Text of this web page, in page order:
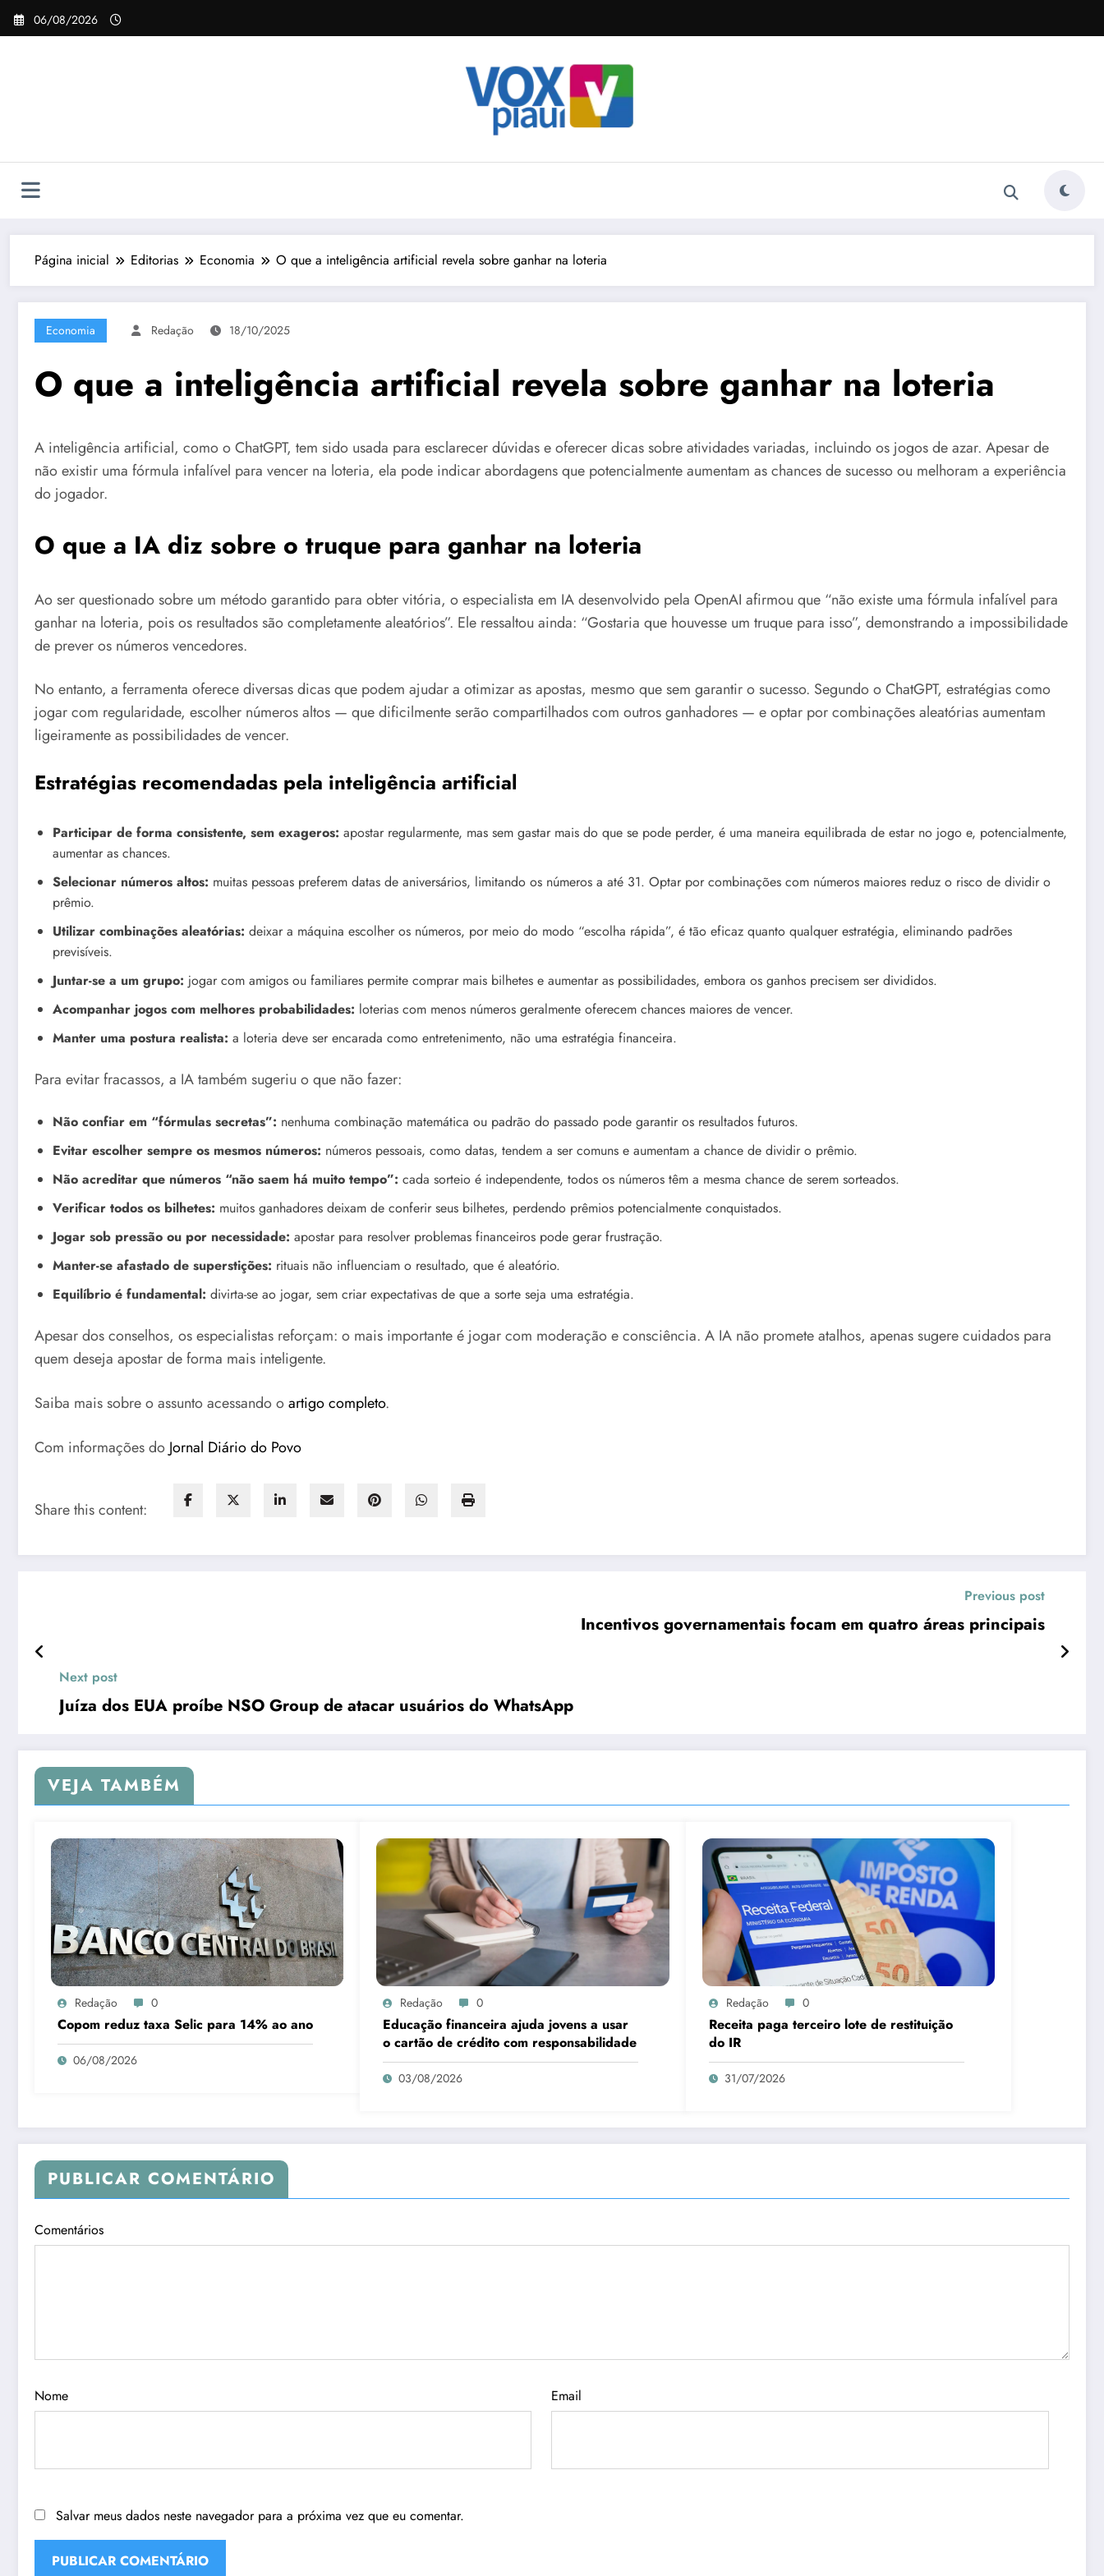
Pular
para
06/08/2026
Página inicial Editorias Economia O que a inteligência artificial revela sobre ganhar na loteria
Economia Redação 18/10/2025
O que a inteligência artificial revela sobre ganhar na loteria
A inteligência artificial, como o ChatGPT, tem sido usada para esclarecer dúvidas e oferecer dicas sobre atividades variadas, incluindo os jogos de azar. Apesar de
não existir uma fórmula infalível para vencer na loteria, ela pode indicar abordagens que potencialmente aumentam as chances de sucesso ou melhoram a experiência
do jogador.
O que a IA diz sobre o truque para ganhar na loteria
Ao ser questionado sobre um método garantido para obter vitória, o especialista em IA desenvolvido pela OpenAI afirmou que “não existe uma fórmula infalível para
ganhar na loteria, pois os resultados são completamente aleatórios”. Ele ressaltou ainda: “Gostaria que houvesse um truque para isso”, demonstrando a impossibilidade
de prever os números vencedores.
No entanto, a ferramenta oferece diversas dicas que podem ajudar a otimizar as apostas, mesmo que sem garantir o sucesso. Segundo o ChatGPT, estratégias como
jogar com regularidade, escolher números altos — que dificilmente serão compartilhados com outros ganhadores — e optar por combinações aleatórias aumentam
ligeiramente as possibilidades de vencer.
Estratégias recomendadas pela inteligência artificial
Participar de forma consistente, sem exageros: apostar regularmente, mas sem gastar mais do que se pode perder, é uma maneira equilibrada de estar no jogo e, potencialmente,
aumentar as chances.
Selecionar números altos: muitas pessoas preferem datas de aniversários, limitando os números a até 31. Optar por combinações com números maiores reduz o risco de dividir o
prêmio.
Utilizar combinações aleatórias: deixar a máquina escolher os números, por meio do modo “escolha rápida”, é tão eficaz quanto qualquer estratégia, eliminando padrões
previsíveis.
Juntar-se a um grupo: jogar com amigos ou familiares permite comprar mais bilhetes e aumentar as possibilidades, embora os ganhos precisem ser divididos.
Acompanhar jogos com melhores probabilidades: loterias com menos números geralmente oferecem chances maiores de vencer.
Manter uma postura realista: a loteria deve ser encarada como entretenimento, não uma estratégia financeira.
Para evitar fracassos, a IA também sugeriu o que não fazer:
Não confiar em “fórmulas secretas”: nenhuma combinação matemática ou padrão do passado pode garantir os resultados futuros.
Evitar escolher sempre os mesmos números: números pessoais, como datas, tendem a ser comuns e aumentam a chance de dividir o prêmio.
Não acreditar que números “não saem há muito tempo”: cada sorteio é independente, todos os números têm a mesma chance de serem sorteados.
Verificar todos os bilhetes: muitos ganhadores deixam de conferir seus bilhetes, perdendo prêmios potencialmente conquistados.
Jogar sob pressão ou por necessidade: apostar para resolver problemas financeiros pode gerar frustração.
Manter-se afastado de superstições: rituais não influenciam o resultado, que é aleatório.
Equilíbrio é fundamental: divirta-se ao jogar, sem criar expectativas de que a sorte seja uma estratégia.
Apesar dos conselhos, os especialistas reforçam: o mais importante é jogar com moderação e consciência. A IA não promete atalhos, apenas sugere cuidados para
quem deseja apostar de forma mais inteligente.
Saiba mais sobre o assunto acessando oartigo completo.
Com informações do Jornal Diário do Povo
Share this content:
Previous post
Incentivos governamentais focam em quatro áreas principais
Next post
Juíza dos EUA proíbe NSO Group de atacar usuários do WhatsApp
VEJA TAMBÉM
Redação 0
Copom reduz taxa Selic para 14% ao ano
06/08/2026
Redação 0
Educação financeira ajuda jovens a usar
o cartão de crédito com responsabilidade
03/08/2026
Redação 0
Receita paga terceiro lote de restituição
do IR
31/07/2026
PUBLICAR COMENTÁRIO
Comentários
Nome Email
Salvar meus dados neste navegador para a próxima vez que eu comentar.